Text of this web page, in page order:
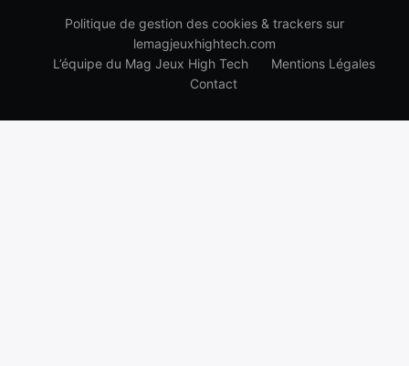
Politique de gestion des cookies & trackers sur
lemagjeuxhightech.com
L’équipe du Mag Jeux High Tech
Mentions Légales
Contact